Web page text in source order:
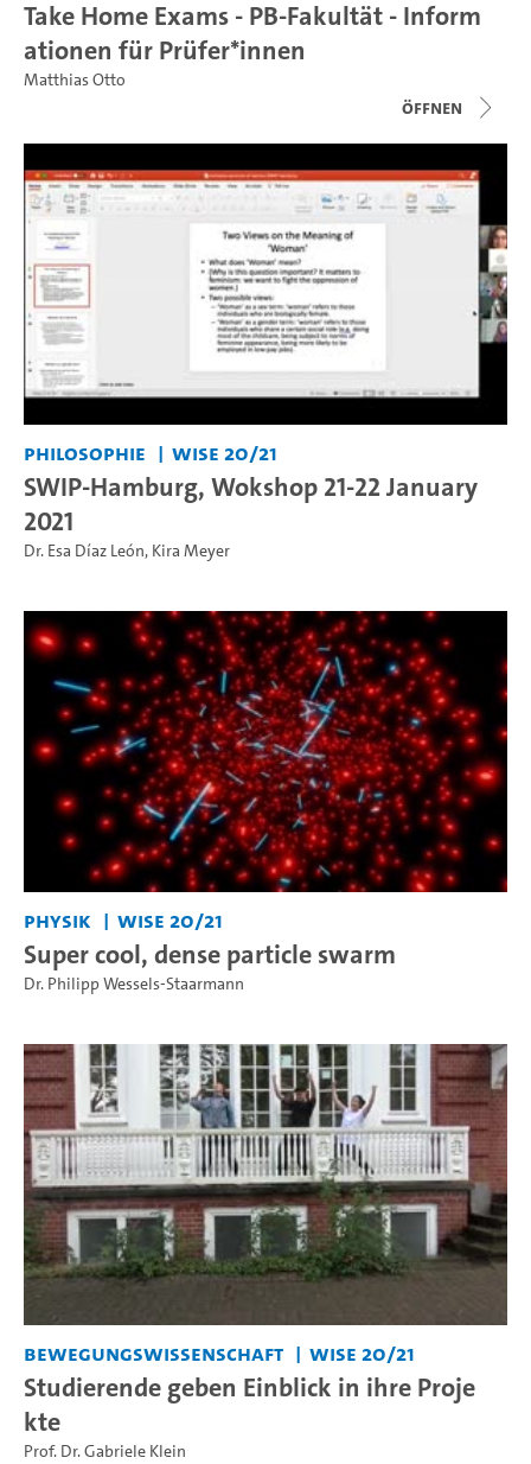
Take Home Exams - PB-Fakultät - Inform
ationen für Prüfer*innen
Matthias Otto
Öffnen
Philosophie WiSe 20/21
SWIP-Hamburg, Wokshop 21-22 January
2021
Dr. Esa Díaz León, Kira Meyer
Physik WiSe 20/21
Super cool, dense particle swarm
Dr. Philipp Wessels-Staarmann
Bewegungswissenschaft WiSe 20/21
Studierende geben Einblick in ihre Proje
kte
Prof. Dr. Gabriele Klein